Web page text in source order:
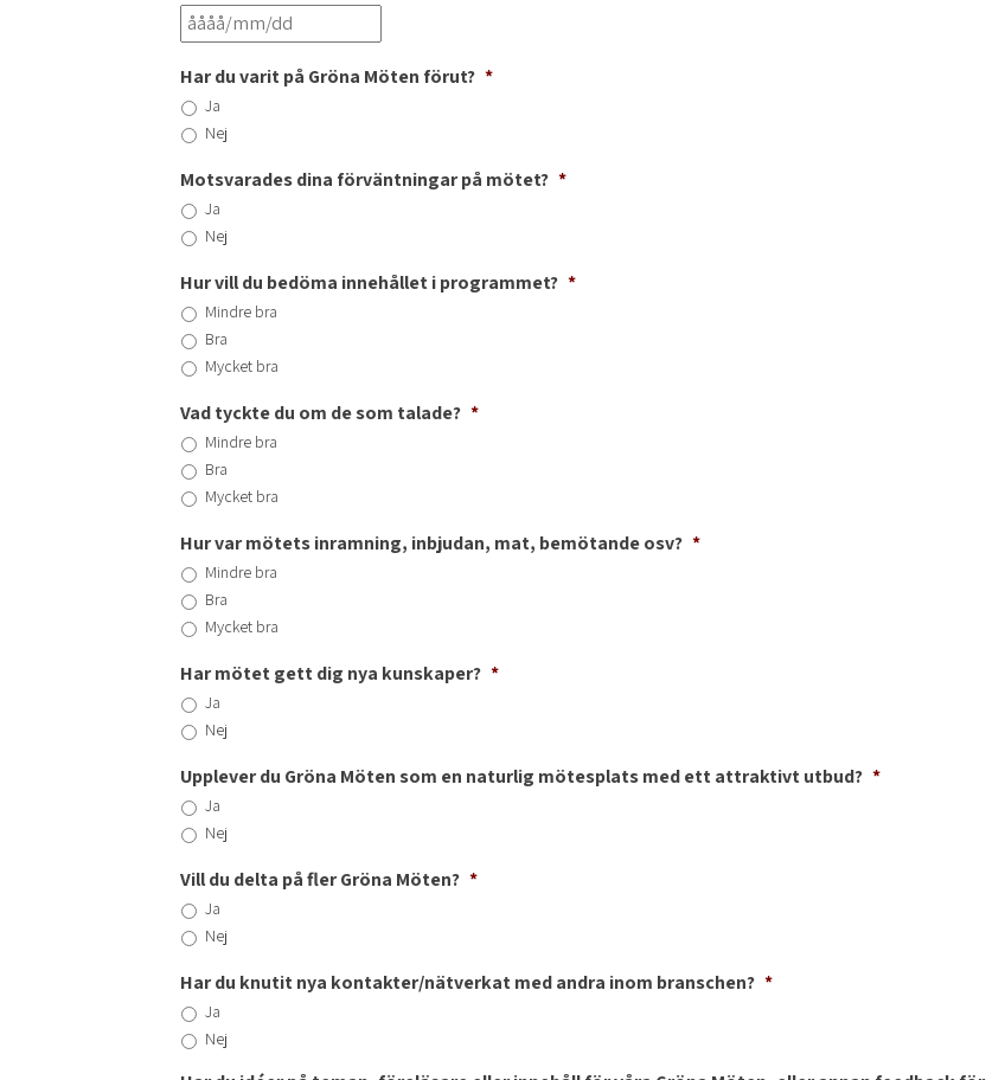
Har du varit på Gröna Möten förut? *
Ja
Nej
Motsvarades dina förväntningar på mötet? *
Ja
Nej
Hur vill du bedöma innehållet i programmet? *
Mindre bra
Bra
Mycket bra
Vad tyckte du om de som talade? *
Mindre bra
Bra
Mycket bra
Hur var mötets inramning, inbjudan, mat, bemötande osv? *
Mindre bra
Bra
Mycket bra
Har mötet gett dig nya kunskaper? *
Ja
Nej
Upplever du Gröna Möten som en naturlig mötesplats med ett attraktivt utbud? *
Ja
Nej
Vill du delta på fler Gröna Möten? *
Ja
Nej
Har du knutit nya kontakter/nätverkat med andra inom branschen? *
Ja
Nej